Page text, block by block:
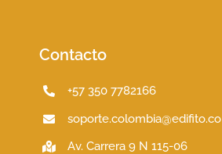
Contacto
+57 350 7782166
soporte.colombia@edifito.co
Av. Carrera 9 N 115-06